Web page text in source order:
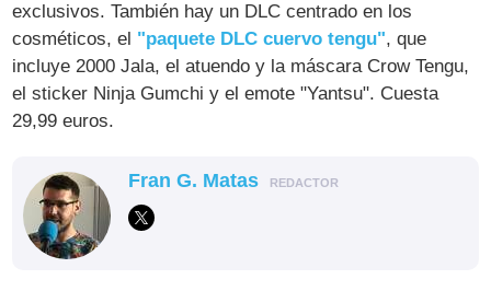
exclusivos. También hay un DLC centrado en los
cosméticos, el "paquete DLC cuervo tengu", que
incluye 2000 Jala, el atuendo y la máscara Crow Tengu,
el sticker Ninja Gumchi y el emote "Yantsu". Cuesta
29,99 euros.
Fran G. Matas REDACTOR